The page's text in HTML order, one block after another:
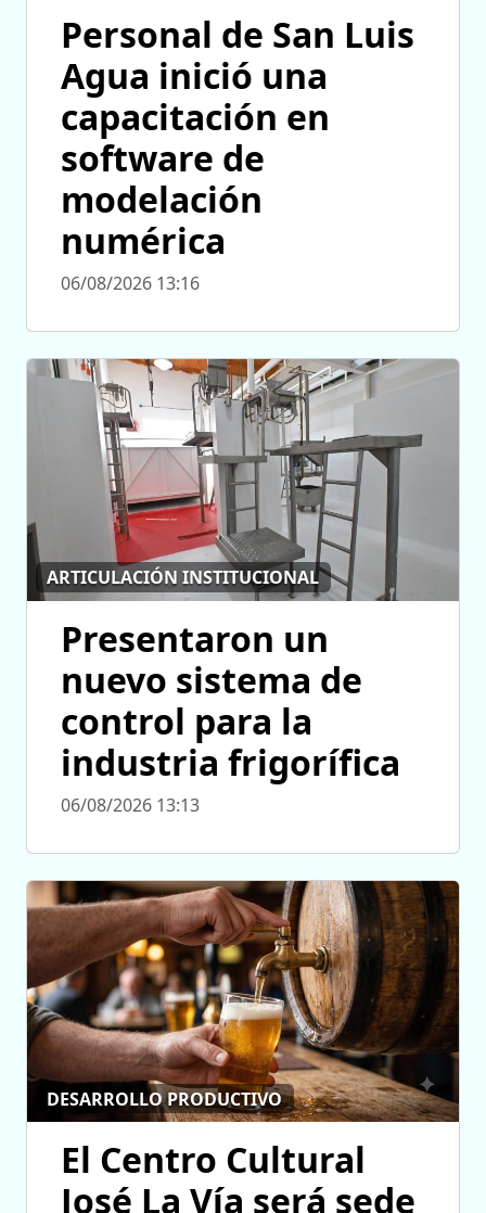
Personal de San Luis
Agua inició una
capacitación en
software de
modelación
numérica
06/08/2026 13:16
ARTICULACIÓN INSTITUCIONAL
Presentaron un
nuevo sistema de
control para la
industria frigorífica
06/08/2026 13:13
DESARROLLO PRODUCTIVO
El Centro Cultural
José La Vía será sede